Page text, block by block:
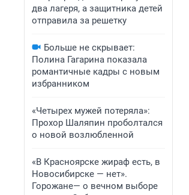
два лагеря, а защитника детей
отправила за решетку
Больше не скрывает:
Полина Гагарина показала
романтичные кадры с новым
избранником
«Четырех мужей потеряла»:
Прохор Шаляпин проболтался
о новой возлюбленной
«В Красноярске жираф есть, в
Новосибирске — нет».
Горожане— о вечном выборе